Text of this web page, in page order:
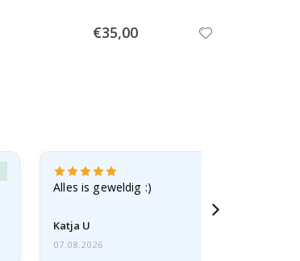
Special
Price
€35,00
Alles is geweldig :)
Katja U
07.08.2026